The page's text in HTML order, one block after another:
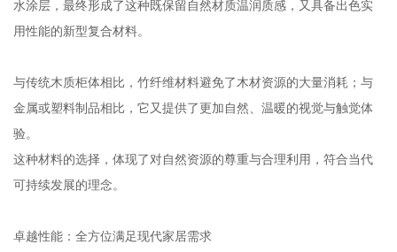
水涂层，最终形成了这种既保留自然材质温润质感，又具备出色实
用性能的新型复合材料。
与传统木质柜体相比，竹纤维材料避免了木材资源的大量消耗；与
金属或塑料制品相比，它又提供了更加自然、温暖的视觉与触觉体
验。
这种材料的选择，体现了对自然资源的尊重与合理利用，符合当代
可持续发展的理念。
卓越性能：全方位满足现代家居需求